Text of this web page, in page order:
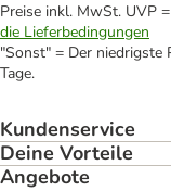
Preise inkl. MwSt. UVP
die Lieferbedingungen
"Sonst" = Der niedrigste
Tage.
Kundenservice
Deine Vorteile
Angebote